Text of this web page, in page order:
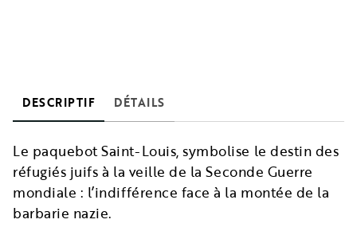
DESCRIPTIF DÉTAILS
Le paquebot Saint-Louis, symbolise le destin des
réfugiés juifs à la veille de la Seconde Guerre
mondiale : l’indifférence face à la montée de la
barbarie nazie.